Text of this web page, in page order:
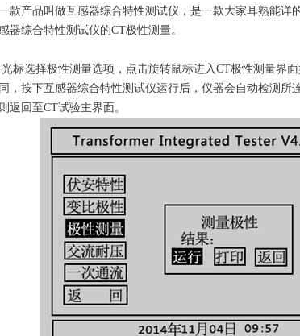
产品叫做互感器综合特性测试仪，是一款大家耳熟能详
器综合特性测试仪的CT极性测量。
选择极性测量选项，点击旋转鼠标进入CT极性测量界面
，按下互感器综合特性测试仪运行后，仪器会自动检测所
返回至CT试验主界面。